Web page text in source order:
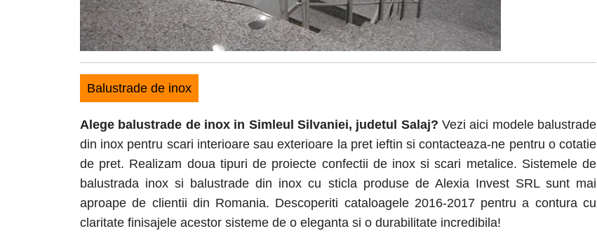
Balustrade de inox
Alege balustrade de inox in Simleul Silvaniei, judetul Salaj? Vezi aici modele balustrade
din inox pentru scari interioare sau exterioare la pret ieftin si contacteaza-ne pentru o cotatie
de pret. Realizam doua tipuri de proiecte confectii de inox si scari metalice. Sistemele de
balustrada inox si balustrade din inox cu sticla produse de Alexia Invest SRL sunt mai
aproape de clientii din Romania. Descoperiti cataloagele 2016-2017 pentru a contura cu
claritate finisajele acestor sisteme de o eleganta si o durabilitate incredibila!